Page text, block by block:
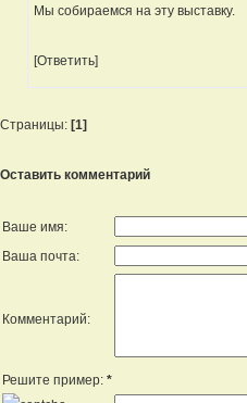
Мы собираемся на эту выставку.
[Ответить]
Страницы: [1]
Оставить комментарий
Ваше имя:
Ваша почта:
Комментарий:
Решите пример: *